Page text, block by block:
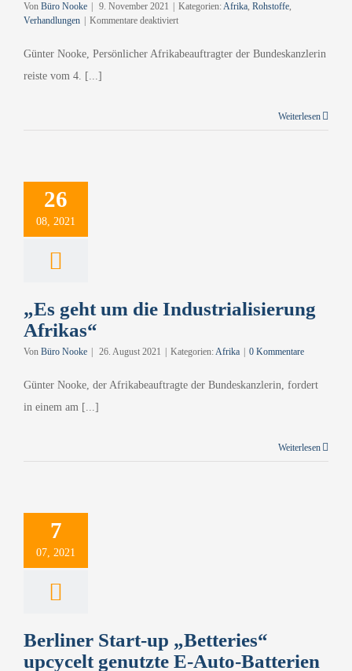
Von Büro Nooke 9. November 2021 Kategorien:Afrika, Rohstoffe,
Verhandlungen
Kommentare deaktiviertfür
Persönliche
Afrikabeauftragte
Günter Nooke, Persönlicher Afrikabeauftragter der Bundeskanzlerin
reiste vom 4. [...]
Weiterlesen
26
08, 2021
„Es geht um die Industrialisierung
Afrikas“
Von Büro Nooke 26. August 2021 Kategorien:Afrika 0 Kommentare
Günter Nooke, der Afrikabeauftragte der Bundeskanzlerin, fordert
in einem am [...]
Weiterlesen
7
07, 2021
upcycelt
E-Auto-
Berliner Start-up „Betteries“
upcycelt genutzte E-Auto-Batterien